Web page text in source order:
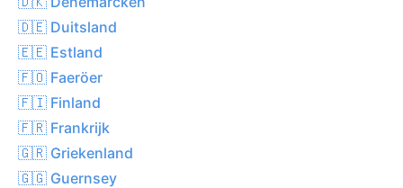
🇩🇪 Duitsland
🇪🇪 Estland
🇫🇴 Faeröer
🇫🇮 Finland
🇫🇷 Frankrijk
🇬🇷 Griekenland
🇬🇬 Guernsey